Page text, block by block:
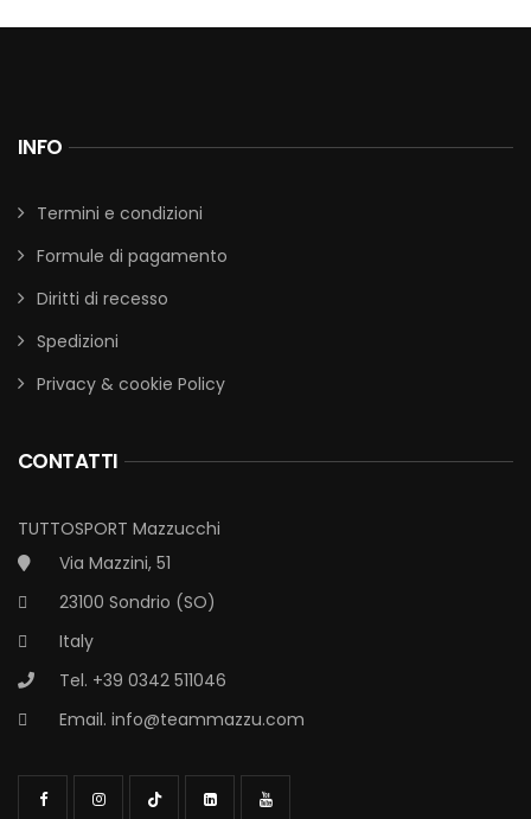
INFO
Termini e condizioni
Formule di pagamento
Diritti di recesso
Spedizioni
Privacy & cookie Policy
CONTATTI
TUTTOSPORT Mazzucchi
Via Mazzini, 51
23100 Sondrio (SO)
Italy
Tel. +39 0342 511046
Email. info@teammazzu.com